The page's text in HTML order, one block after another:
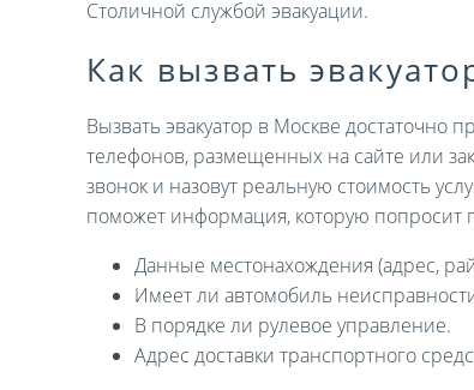
Столичной службой эвакуации.
Как вызвать
Вызвать эвакуатор в Москве достаточно
телефонов, размещенных на сайте или
звонок и назовут реальную стоимость
поможет информация, которую попросит
Данные местонахождения (адрес,
Имеет ли автомобиль
В порядке ли рулевое управление.
Адрес доставки транспортного